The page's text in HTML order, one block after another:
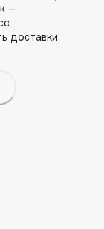
—
доставки